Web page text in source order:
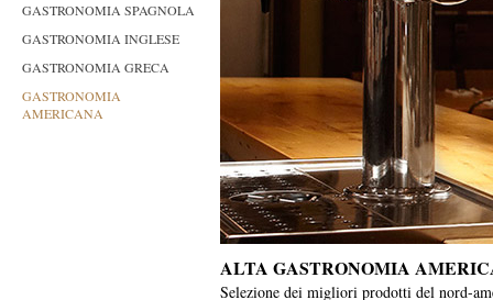
GASTRONOMIA SPAGNOLA
GASTRONOMIA INGLESE
GASTRONOMIA GRECA
GASTRONOMIA
AMERICANA
ALTA GASTRONOMIA
Selezione dei migliori prodotti del nord-